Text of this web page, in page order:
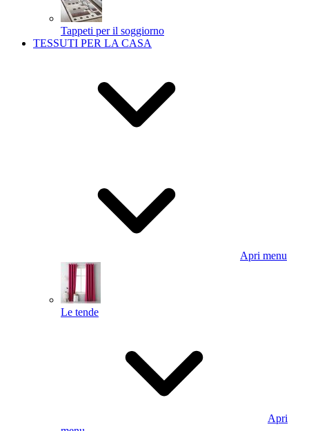
Tappeti per il soggiorno
TESSUTI PER LA CASA
Apri menu
Le tende
Apri